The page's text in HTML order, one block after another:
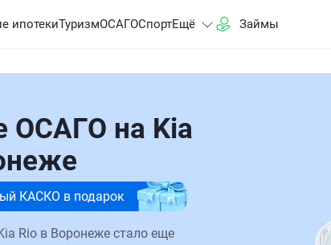
ипотекиТуризмОСАГОСпортЕщё Займы
ОСАГО на Kia
КАСКО в подарок
Rio в Воронеже стало еще